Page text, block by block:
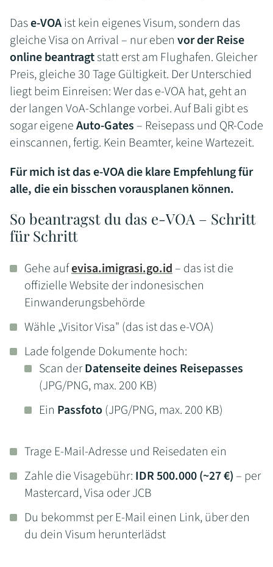
Dase-VOAist kein eigenes Visum, sondern das
gleiche Visa on Arrival – nur eben vor der Reise
online beantragtstatt erst am Flughafen. Gleicher
Preis, gleiche 30 Tage Gültigkeit. Der Unterschied
liegt beim Einreisen: Wer das e-VOA hat, geht an
der langen VoA-Schlange vorbei. Auf Bali gibt es
sogar eigeneAuto-Gates – Reisepass und QR-Code
einscannen, fertig. Kein Beamter, keine Wartezeit.
Für mich ist das e-VOA die klare Empfehlung für
alle, die ein bisschen vorausplanen können.
So beantragst du das e-VOA – Schritt
für Schritt
Gehe aufevisa.imigrasi.go.id– das ist die
offizielle Website der indonesischen
Einwanderungsbehörde
Wähle „Visitor Visa" (das ist das e-VOA)
Lade folgende Dokumente hoch:
Scan derDatenseite deines Reisepasses
(JPG/PNG, max. 200 KB)
Ein Passfoto(JPG/PNG, max. 200 KB)
Trage E-Mail-Adresse und Reisedaten ein
Zahle die Visagebühr: IDR 500.000 (~27 €) – per
Mastercard, Visa oder JCB
Du bekommst per E-Mail einen Link, über den
du dein Visum herunterlädst